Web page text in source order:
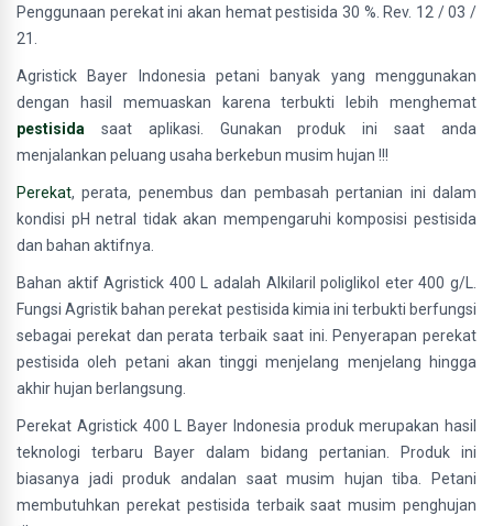
Penggunaan perekat ini akan hemat pestisida 30 %. Rev. 12 / 03 /
21.
Agristick Bayer Indonesia petani banyak yang menggunakan
dengan hasil memuaskan karena terbukti lebih menghemat
pestisida saat aplikasi. Gunakan produk ini saat anda
menjalankan peluang usaha berkebun musim hujan !!!
Perekat, perata, penembus dan pembasah pertanian ini dalam
kondisi pH netral tidak akan mempengaruhi komposisi pestisida
dan bahan aktifnya.
Bahan aktif Agristick 400 L adalah Alkilaril poliglikol eter 400 g/L.
Fungsi Agristik bahan perekat pestisida kimia ini terbukti berfungsi
sebagai perekat dan perata terbaik saat ini. Penyerapan perekat
pestisida oleh petani akan tinggi menjelang menjelang hingga
akhir hujan berlangsung.
Perekat Agristick 400 L Bayer Indonesia produk merupakan hasil
teknologi terbaru Bayer dalam bidang pertanian. Produk ini
biasanya jadi produk andalan saat musim hujan tiba. Petani
membutuhkan perekat pestisida terbaik saat musim penghujan